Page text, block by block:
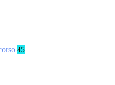
45